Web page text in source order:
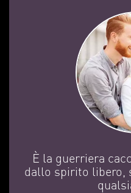
È la guerriera
dallo spirito libero,